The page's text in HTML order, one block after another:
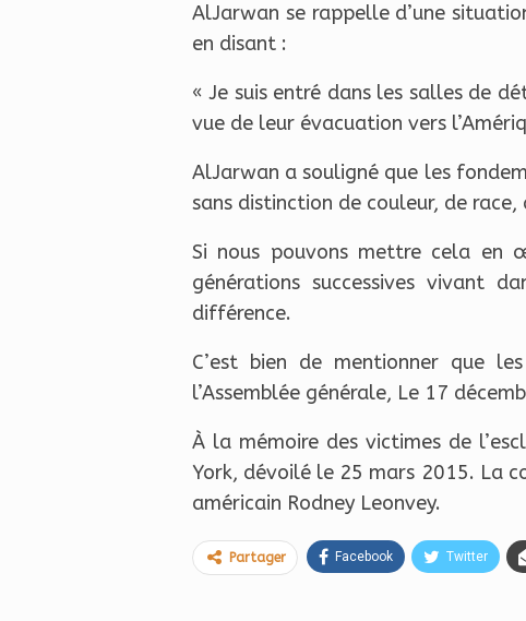
AlJarwan se rappelle d’une
en disant :
« Je suis entré dans les salles de
vue de leur évacuation vers
AlJarwan a souligné que les
sans distinction de couleur, de race,
Si nous pouvons mettre cela en
générations successives vivant
différence.
C’est bien de mentionner que
l’Assemblée générale, Le 17
À la mémoire des victimes de
York, dévoilé le 25 mars 2015. La
américain Rodney Leonvey.
Partager Facebook Twitter